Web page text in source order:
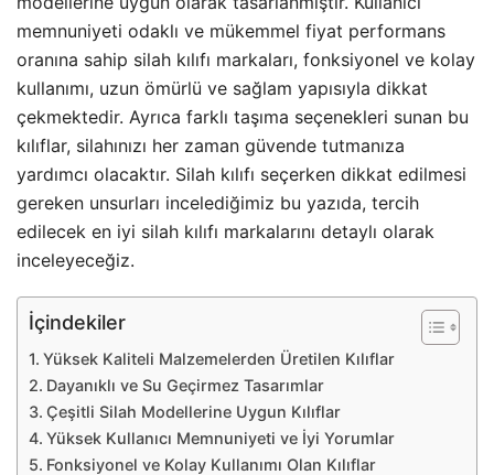
memnuniyeti odaklı ve mükemmel fiyat performans
oranına sahip silah kılıfı markaları, fonksiyonel ve kolay
kullanımı, uzun ömürlü ve sağlam yapısıyla dikkat
çekmektedir. Ayrıca farklı taşıma seçenekleri sunan bu
kılıflar, silahınızı her zaman güvende tutmanıza
yardımcı olacaktır. Silah kılıfı seçerken dikkat edilmesi
gereken unsurları incelediğimiz bu yazıda, tercih
edilecek en iyi silah kılıfı markalarını detaylı olarak
inceleyeceğiz.
İçindekiler
Yüksek Kaliteli Malzemelerden Üretilen Kılıflar
Dayanıklı ve Su Geçirmez Tasarımlar
Çeşitli Silah Modellerine Uygun Kılıflar
Yüksek Kullanıcı Memnuniyeti ve İyi Yorumlar
Fonksiyonel ve Kolay Kullanımı Olan Kılıflar